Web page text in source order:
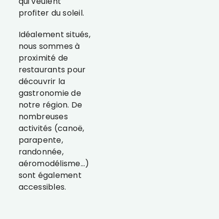
profiter du soleil.
Idéalement situés,
nous sommes à
proximité de
restaurants pour
découvrir la
gastronomie de
notre région. De
nombreuses
activités (canoë,
parapente,
randonnée,
aéromodélisme…)
sont également
accessibles.